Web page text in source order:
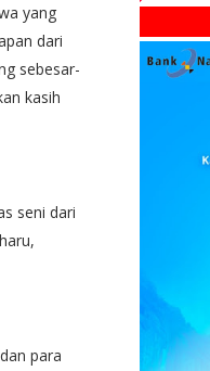
yang
dari
sebesar-
kasih
seni dari
para